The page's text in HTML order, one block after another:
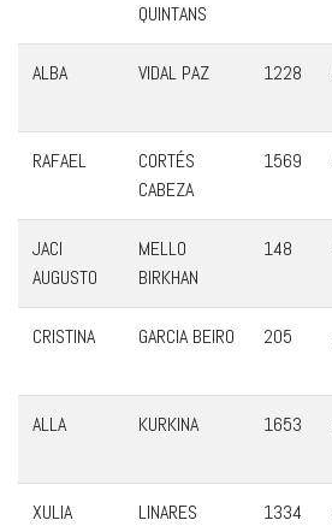
QUINTANS
ALBA VIDAL PAZ 1228
RAFAEL
CORTÉS
CABEZA
1569
JACI
AUGUSTO
MELLO
BIRKHAN
148
CRISTINA GARCIA BEIRO 205
ALLA KURKINA 1653
XULIA
LINARES
1334